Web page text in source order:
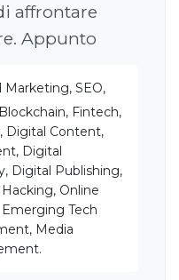
affrontare
Appunto
Marketing, SEO,
Fintech,
Digital Content,
Digital
Digital Publishing,
Online
Tech
Media